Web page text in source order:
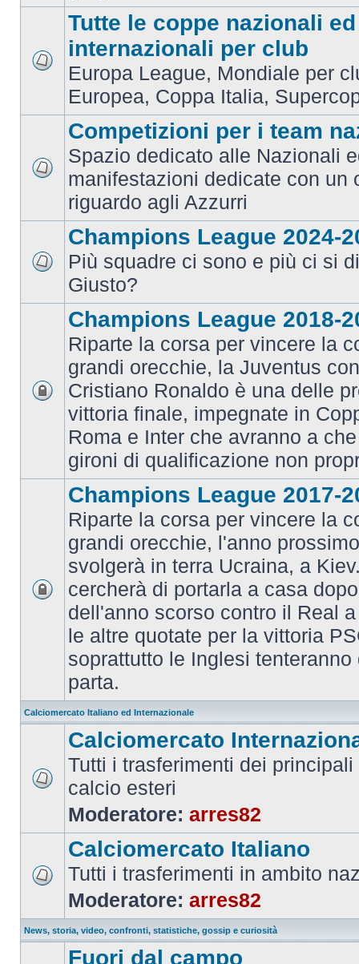
Tutte le coppe nazionali ed
internazionali per club
Europa League, Mondiale per
Europea, Coppa Italia,
Competizioni per i team
Spazio dedicato alle Nazionali
manifestazioni dedicate con un
riguardo agli Azzurri
Champions League 2024-
Più squadre ci sono e più ci si
Giusto?
Champions League 2018-
Riparte la corsa per vincere la
grandi orecchie, la Juventus
Cristiano Ronaldo è una delle
vittoria finale, impegnate in
Roma e Inter che avranno a
gironi di qualificazione non
Champions League 2017-
Riparte la corsa per vincere la
grandi orecchie, l'anno
svolgerà in terra Ucraina, a
cercherà di portarla a casa
dell'anno scorso contro il Real
le altre quotate per la vittoria
soprattutto le Inglesi tenteranno
parta.
Calciomercato Italiano ed Internazionale
Calciomercato
Tutti i trasferimenti dei
calcio esteri
Moderatore: arres82
Calciomercato Italiano
Tutti i trasferimenti in ambito
Moderatore: arres82
News, storia, video, confronti, statistiche, gossip e curiosità
Fuori dal campo